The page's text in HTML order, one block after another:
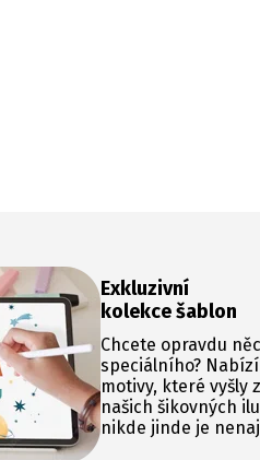
Exkluzivní
kolekce šablon
Chcete opravdu
speciálního?
motivy, které vyšly
našich šikovných
nikde jinde je